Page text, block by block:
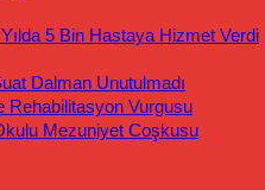
5 Bin Hastaya Hizmet Verdi
Dalman Unutulmadı
Rehabilitasyon Vurgusu
Mezuniyet Coşkusu